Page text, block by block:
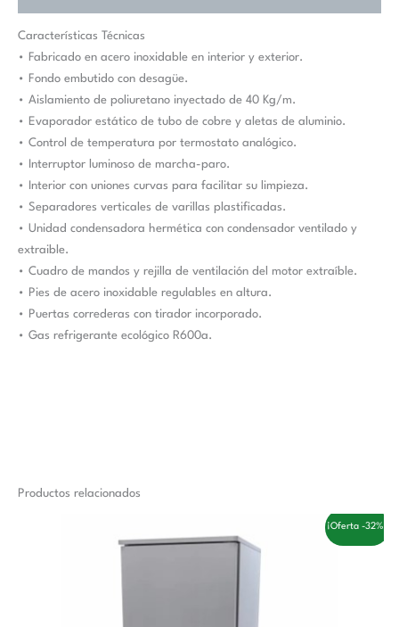
Características Técnicas
• Fabricado en acero inoxidable en interior y exterior.
• Fondo embutido con desagüe.
• Aislamiento de poliuretano inyectado de 40 Kg/m.
• Evaporador estático de tubo de cobre y aletas de aluminio.
• Control de temperatura por termostato analógico.
• Interruptor luminoso de marcha-paro.
• Interior con uniones curvas para facilitar su limpieza.
• Separadores verticales de varillas plastificadas.
• Unidad condensadora hermética con condensador ventilado y
extraible.
• Cuadro de mandos y rejilla de ventilación del motor extraíble.
• Pies de acero inoxidable regulables en altura.
• Puertas correderas con tirador incorporado.
• Gas refrigerante ecológico R600a.
Productos relacionados
¡Oferta -32%!
precio